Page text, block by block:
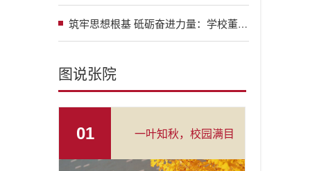
筑牢思想根基 砥砺奋进力量：学校董事长许洁参加中共张家界学院机关总支一支部2025年度基层党组织生活会
图说张院
01 一叶知秋，校园满目